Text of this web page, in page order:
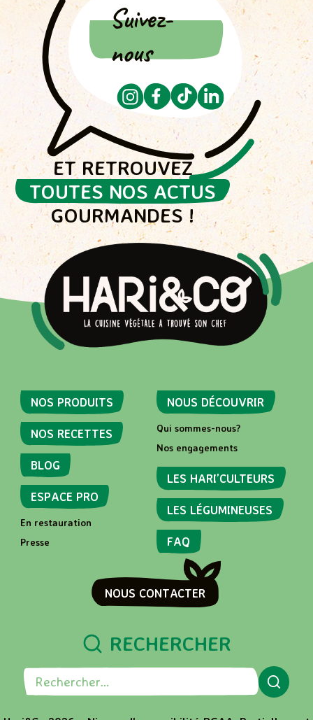
ET RETROUVEZ
TOUTES NOS ACTUS
GOURMANDES !
Suivez-
nous
NOS PRODUITS
NOS RECETTES
BLOG
ESPACE PRO
En restauration
Presse
NOUS DÉCOUVRIR
Qui sommes-nous?
Nos engagements
LES HARI’CULTEURS
LES LÉGUMINEUSES
FAQ
NOUS CONTACTER
RECHERCHER
R
c